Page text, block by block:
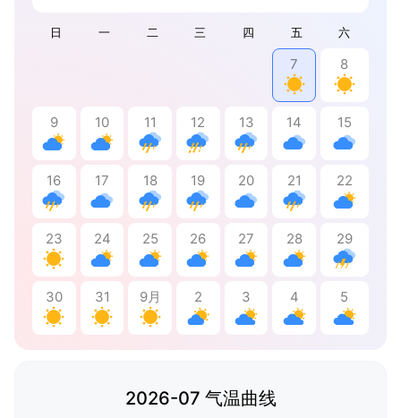
日 一 二 三 四 五 六
7 8
9 10 11 12 13 14 15
16 17 18 19 20 21 22
23 24 25 26 27 28 29
30 31 9月 2 3 4 5
2026-07 气温曲线